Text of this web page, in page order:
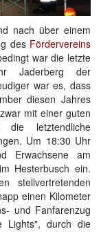
nach über einem
des Fördervereins
war die letzte
Jaderberg der
war es, dass
diesen Jahres
mit einer guten
die letztendliche
Um 18:30 Uhr
Erwachsene am
Hesterbusch ein.
stellvertretenden
einen Kilometer
und Fanfarenzug
Lights", durch die